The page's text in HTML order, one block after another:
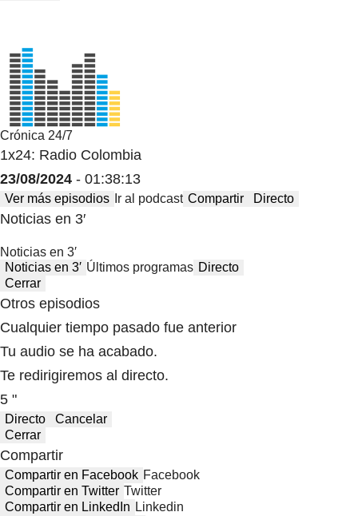
Crónica 24/7
1x24: Radio Colombia
23/08/2024 - 01:38:13
Ver más episodios Ir al podcast Compartir Directo
Noticias en 3′
Noticias en 3′
Noticias en 3′ Últimos programas Directo
Cerrar
Otros episodios
Cualquier tiempo pasado fue anterior
Tu audio se ha acabado.
Te redirigiremos al directo.
5 "
Directo
Cancelar
Cerrar
Compartir
Compartir en Facebook Facebook
Compartir en Twitter Twitter
Compartir en LinkedIn Linkedin